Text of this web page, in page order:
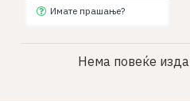
Имате прашање?
Нема повеќе